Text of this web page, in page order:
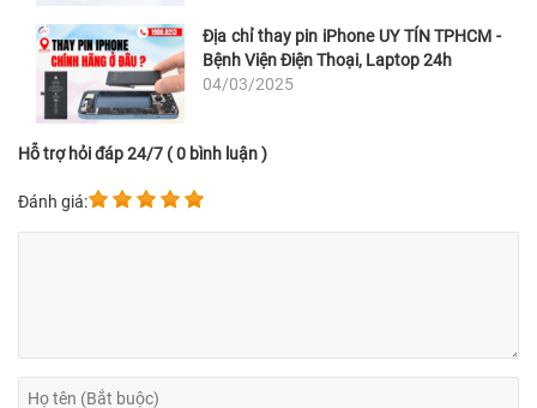
Địa chỉ thay pin iPhone UY TÍN TPHCM -
Bệnh Viện Điện Thoại, Laptop 24h
04/03/2025
Hỗ trợ hỏi đáp 24/7 ( 0 bình luận )
Đánh giá: